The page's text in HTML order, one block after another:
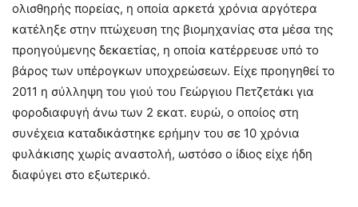
ολισθηρής πορείας, η οποία αρκετά χρόνια αργότερα
κατέληξε στην πτώχευση της βιομηχανίας στα μέσα της
προηγούμενης δεκαετίας, η οποία κατέρρευσε υπό το
βάρος των υπέρογκων υποχρεώσεων. Είχε προηγηθεί το
2011 η σύλληψη του γιού του Γεώργιου Πετζετάκι για
φοροδιαφυγή άνω των 2 εκατ. ευρώ, ο οποίος στη
συνέχεια καταδικάστηκε ερήμην του σε 10 χρόνια
φυλάκισης χωρίς αναστολή, ωστόσο ο ίδιος είχε ήδη
διαφύγει στο εξωτερικό.